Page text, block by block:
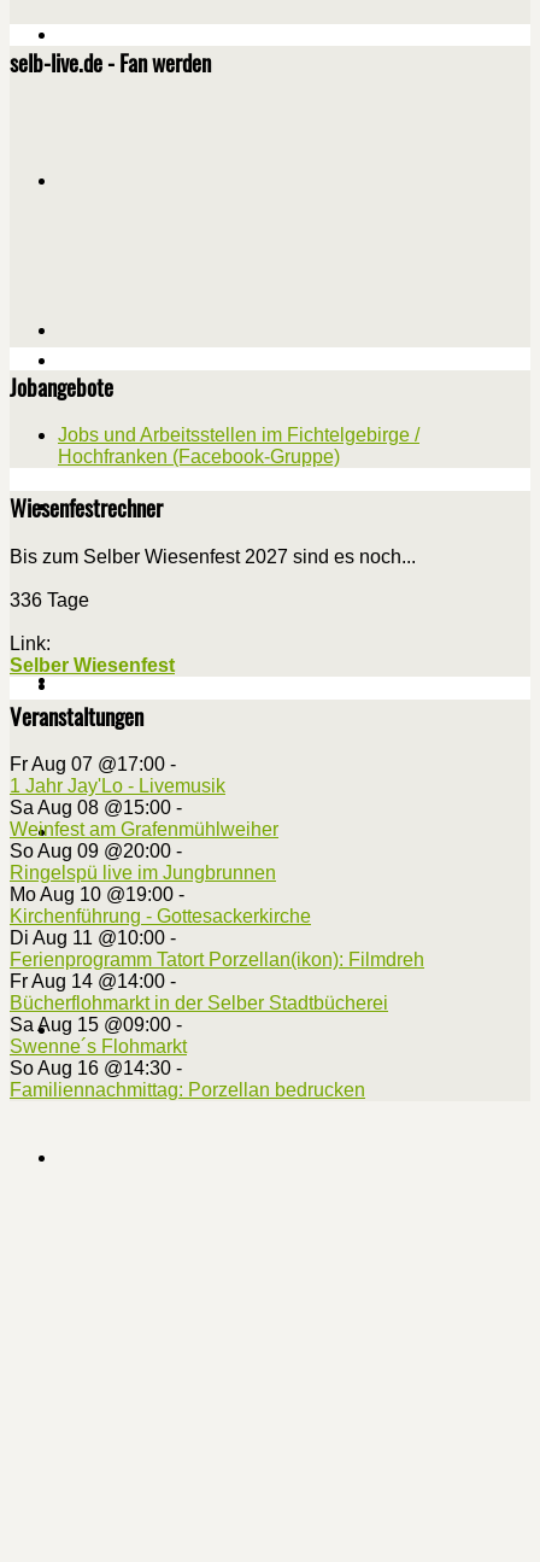
selb-live.de - Fan werden
Jobangebote
Jobs und Arbeitsstellen im Fichtelgebirge /
Hochfranken (Facebook-Gruppe)
Wiesenfestrechner
Bis zum Selber Wiesenfest 2027 sind es noch...
336 Tage
Link:
Selber Wiesenfest
Veranstaltungen
Fr Aug 07 @17:00 -
1 Jahr Jay'Lo - Livemusik
Sa Aug 08 @15:00 -
Weinfest am Grafenmühlweiher
So Aug 09 @20:00 -
Ringelspü live im Jungbrunnen
Mo Aug 10 @19:00 -
Kirchenführung - Gottesackerkirche
Di Aug 11 @10:00 -
Ferienprogramm Tatort Porzellan(ikon): Filmdreh
Fr Aug 14 @14:00 -
Bücherflohmarkt in der Selber Stadtbücherei
Sa Aug 15 @09:00 -
Swenne´s Flohmarkt
So Aug 16 @14:30 -
Familiennachmittag: Porzellan bedrucken